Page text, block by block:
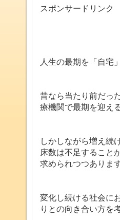
スポンサードリンク
人生の最期を「自宅
昔なら当たり前だっ
療機関で最期を迎え
しかしながら増え続
床数は不足すること
求められつつあります
変化し続ける社会に
りとの向き合い方を